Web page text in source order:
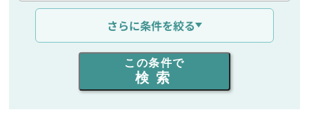
通信距離を選ぶ
出力を選ぶ
同時通話人数を選ぶ
さらに条件を絞る
この条件で
検索